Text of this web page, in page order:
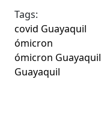
Tags:
covid Guayaquil
ómicron
ómicron Guayaquil
Guayaquil